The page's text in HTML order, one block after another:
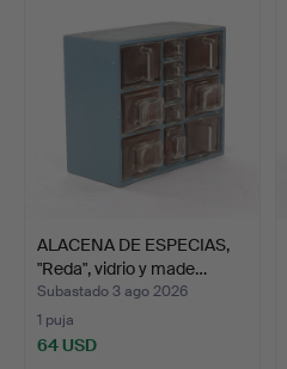
ALACENA DE ESPECIAS,
"Reda", vidrio y made…
Subastado 3 ago 2026
1 puja
64 USD